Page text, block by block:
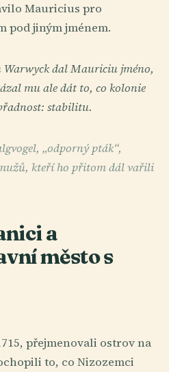
Mauricius pro
pod jiným jménem.
dal Mauriciu jméno,
mu ale dát to, co kolonie
stabilitu.
„odporný pták“,
kteří ho přitom dál vařili
a
město s
přejmenovali ostrov na
to, co Nizozemci